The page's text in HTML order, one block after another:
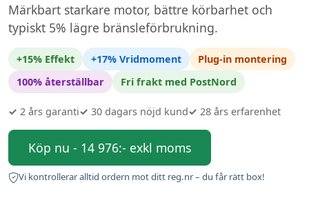
Märkbart starkare motor, bättre körbarhet och
typiskt 5% lägre bränsleförbrukning.
+15% Effekt +17% Vridmoment
Plug-in montering
100% återställbar
Fri frakt med PostNord
✓ 2 års garanti✓ 30 dagars nöjd kund✓ 28 års erfarenhet
Köp nu - 14 976:- exkl moms
Vi kontrollerar alltid ordern mot ditt reg.nr – du får rätt box!